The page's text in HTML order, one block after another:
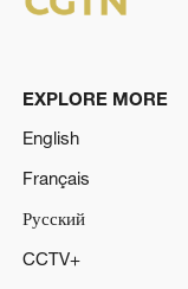
EXPLORE MORE
English
Français
Русский
CCTV+